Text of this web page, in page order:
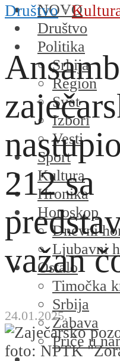
NOVO
Društvo
Politika
Srbija
Region
Svet
Izbori
Vesti
Sport
Kultura
Hronika
Horoskop
Dnevni
Ljubavni
Ostalo
Timočka
Srbija
Zabava
Priče u
Društvo •
212 sa
važan
24.01.2025.
foto: NPTK